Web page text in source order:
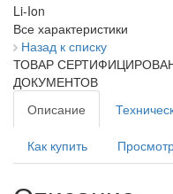
Li-Ion
Все характеристики
Назад к списку
ТОВАР
ДОКУМЕНТОВ
Описание
Как купить